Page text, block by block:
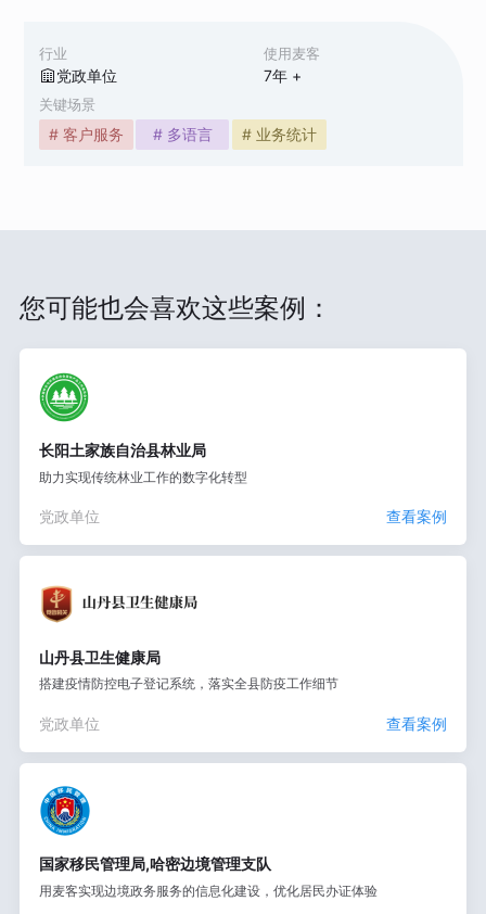
行业
党政单位
使用麦客
7年 +
关键场景
# 客户服务 # 多语言 # 业务统计
您可能也会喜欢这些案例：
长阳土家族自治县林业局
助力实现传统林业工作的数字化转型
党政单位 查看案例
山丹县卫生健康局
搭建疫情防控电子登记系统，落实全县防疫工作细节
党政单位 查看案例
国家移民管理局,哈密边境管理支队
用麦客实现边境政务服务的信息化建设，优化居民办证体验